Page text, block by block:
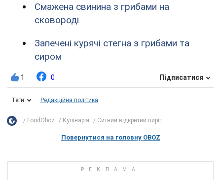
Смажена свинина з грибами на
сковороді
Запечені курячі стегна з грибами та
сиром
1 0 Підписатися
Теги Редакційна політика
FoodOboz Кулінарія Ситний відкритий пиріг...
Повернутися на головну OBOZ